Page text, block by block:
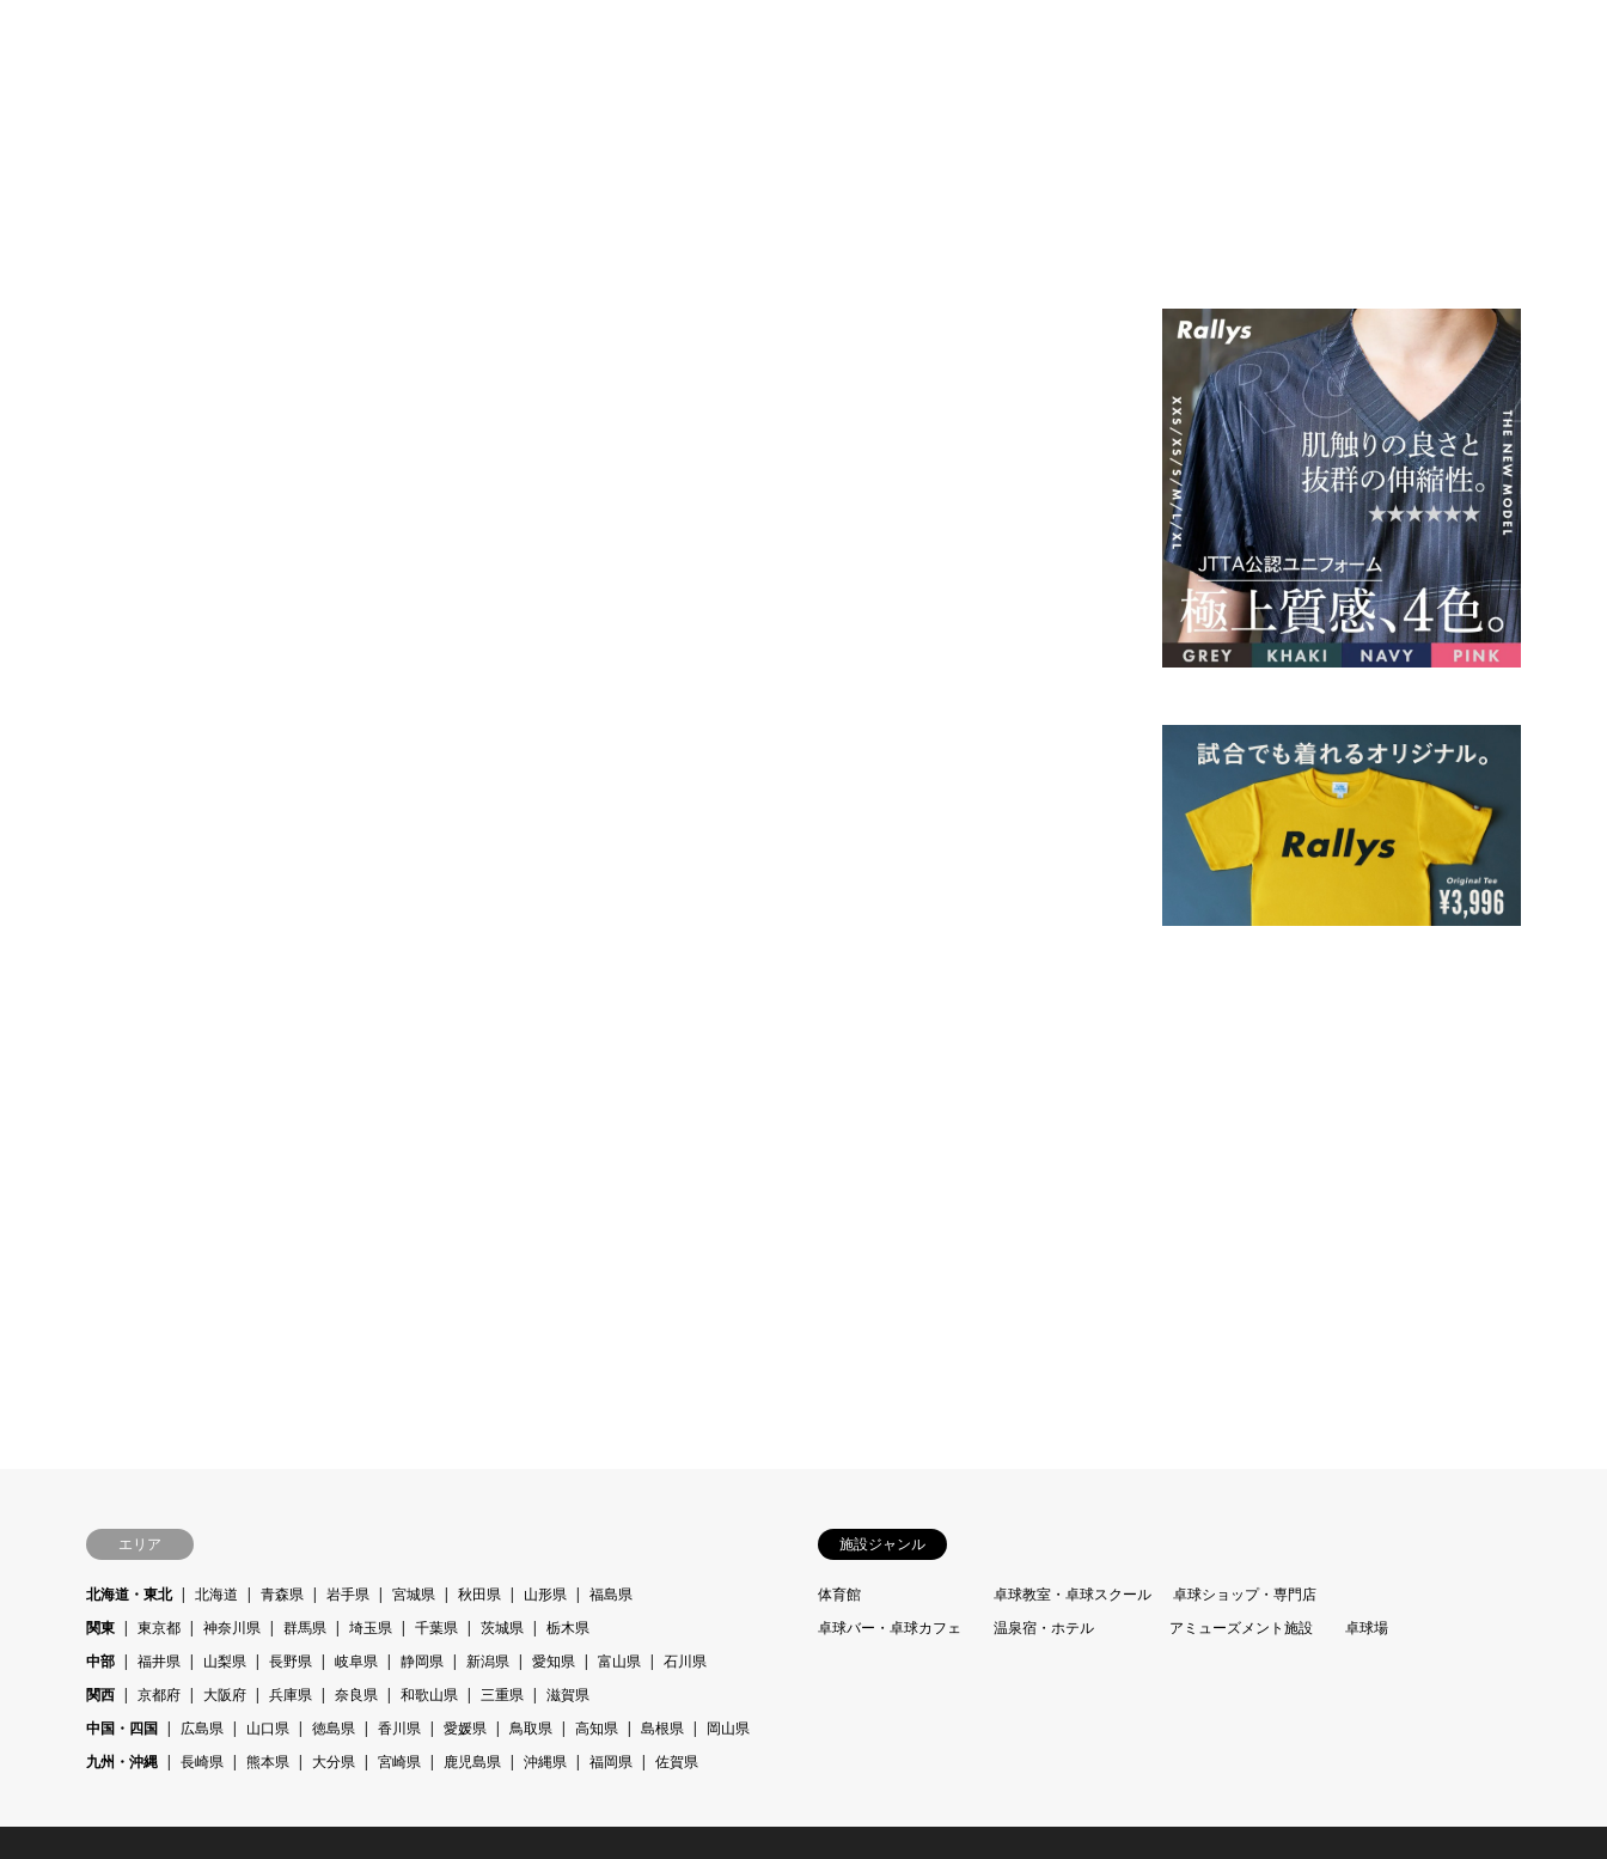
エリア
北海道・東北 北海道 青森県 岩手県 宮城県 秋田県 山形県
福島県
関東
東京都 神奈川県 群馬県 埼玉県 千葉県 茨城県
栃木県
中部
福井県 山梨県 長野県 岐阜県 静岡県 新潟県 愛知県 富山県
石川県
関西
京都府 大阪府 兵庫県 奈良県 和歌山県 三重県
滋賀県
中国・四国
広島県 山口県 徳島県 香川県 愛媛県 鳥取県 高知県 島根県
岡山県
九州・沖縄
長崎県 熊本県 大分県 宮崎県 鹿児島県 沖縄県 福岡県 佐賀県
施設ジャンル
体育館 卓球教室・卓球スクール
卓球ショップ・専門店
卓球バー・卓球カフェ
温泉宿・ホテル アミューズメント施設 卓球場